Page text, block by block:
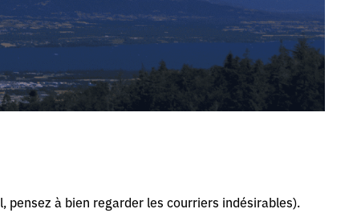
à bien regarder les courriers indésirables).